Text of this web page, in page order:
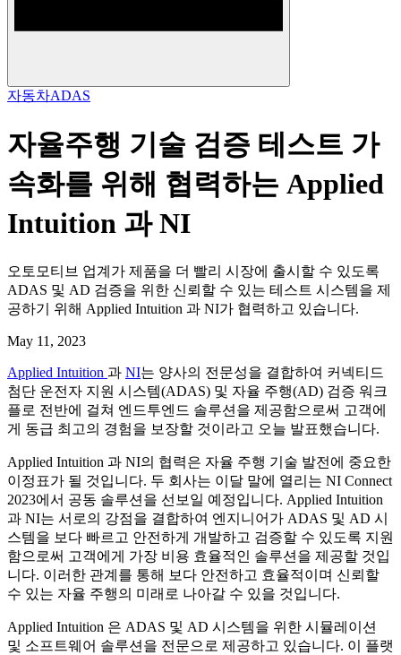
자동차ADAS
자율주행 기술 검증 테스트 가
속화를 위해 협력하는 Applied
Intuition 과 NI
오토모티브 업계가 제품을 더 빨리 시장에 출시할 수 있도록
ADAS 및 AD 검증을 위한 신뢰할 수 있는 테스트 시스템을 제
공하기 위해 Applied Intuition 과 NI가 협력하고 있습니다.
May 11, 2023
Applied Intuition 과 NI는 양사의 전문성을 결합하여 커넥티드
첨단 운전자 지원 시스템(ADAS) 및 자율 주행(AD) 검증 워크
플로 전반에 걸쳐 엔드투엔드 솔루션을 제공함으로써 고객에
게 동급 최고의 경험을 보장할 것이라고 오늘 발표했습니다.
Applied Intuition 과 NI의 협력은 자율 주행 기술 발전에 중요한
이정표가 될 것입니다. 두 회사는 이달 말에 열리는 NI Connect
2023에서 공동 솔루션을 선보일 예정입니다. Applied Intuition
과 NI는 서로의 강점을 결합하여 엔지니어가 ADAS 및 AD 시
스템을 보다 빠르고 안전하게 개발하고 검증할 수 있도록 지원
함으로써 고객에게 가장 비용 효율적인 솔루션을 제공할 것입
니다. 이러한 관계를 통해 보다 안전하고 효율적이며 신뢰할
수 있는 자율 주행의 미래로 나아갈 수 있을 것입니다.
Applied Intuition 은 ADAS 및 AD 시스템을 위한 시뮬레이션
및 소프트웨어 솔루션을 전문으로 제공하고 있습니다. 이 플랫